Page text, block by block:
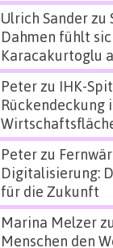
Ulrich Sanderzu
Dahmen fühlt
Karacakurtoglu
Peterzu IHK-
Rückendeckung
Peterzu
Digitalisierung:
für die Zukunft
Marina Melzerzu
Menschen den